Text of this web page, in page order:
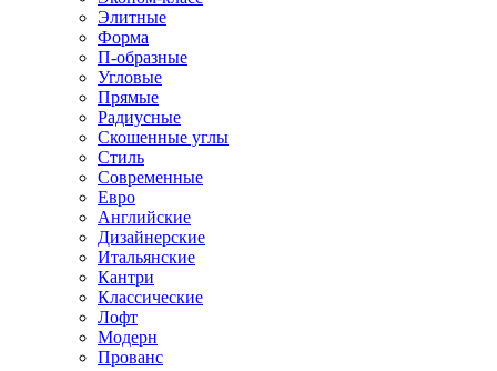
Элитные
Форма
П-образные
Угловые
Прямые
Радиусные
Скошенные углы
Стиль
Современные
Евро
Английские
Дизайнерские
Итальянские
Кантри
Классические
Лофт
Модерн
Прованс